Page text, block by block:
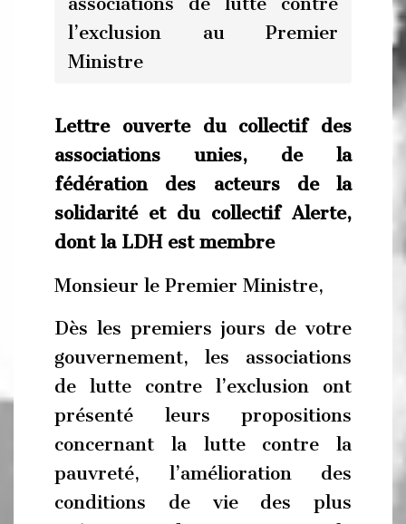
l’exclusion au Premier
Ministre
Lettre ouverte du collectif des
associations unies, de la
fédération des acteurs de la
solidarité et du collectif Alerte,
dont la LDH est membre
Monsieur le Premier Ministre,
Dès les premiers jours de votre
gouvernement, les associations
de lutte contre l’exclusion ont
présenté leurs propositions
concernant la lutte contre la
pauvreté, l’amélioration des
conditions de vie des plus